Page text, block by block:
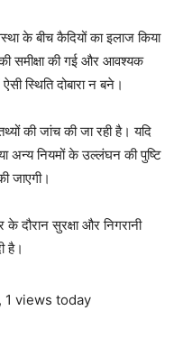
के बीच कैदियों का इलाज किया
समीक्षा की गई और आवश्यक
स्थिति दोबारा न बने।
की जांच की जा रही है। यदि
अन्य नियमों के उल्लंघन की पुष्टि
जाएगी।
दौरान सुरक्षा और निगरानी
है।
, 1 views today